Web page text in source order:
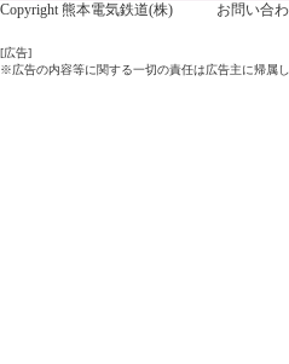
Copyright 熊本電気鉄道(株) お問い合
[広告]
※広告の内容等に関する一切の責任は広告主に帰属